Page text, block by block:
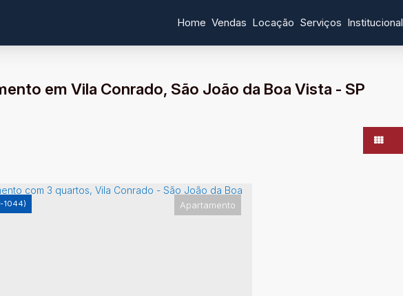
Institucional
Serviços
Locação
Vendas
Home
em Vila Conrado, São João da Boa Vista - SP
1044) Apartamento